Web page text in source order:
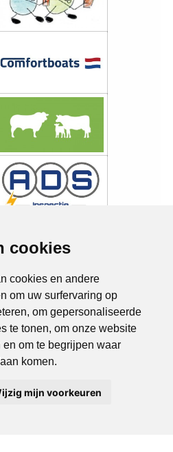
cookies
cookies en andere
om uw surfervaring op
om gepersonaliseerde
te tonen, om onze website
om te begrijpen waar
komen.
mijn voorkeuren